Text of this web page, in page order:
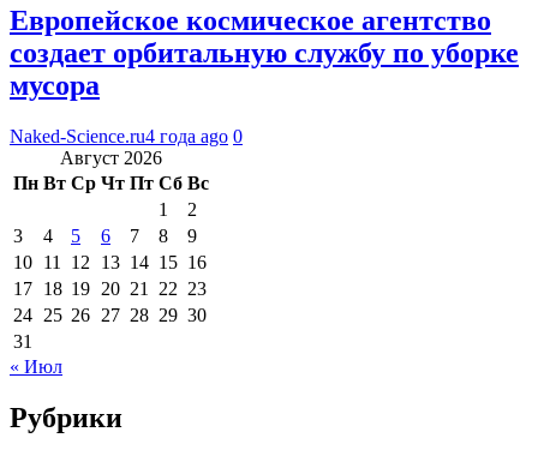
Европейское космическое агентство
создает орбитальную службу по уборке
мусора
Naked-Science.ru4 года ago 0
Август 2026
Пн Вт Ср Чт Пт Сб Вс
1
2
3
4 5 6 7 8
9
10 11 12 13 14 15 16
17 18 19 20 21 22 23
24 25 26 27 28 29 30
31
« Июл
Рубрики